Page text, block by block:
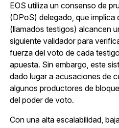
EOS utiliza un consenso de
(DPoS) delegado, que implica
(llamados testigos) alcancen
siguiente validador para
fuerza del voto de cada
apuesta. Sin embargo, este
dado lugar a acusaciones de
algunos productores de
del poder de voto.
Con una alta escalabilidad,